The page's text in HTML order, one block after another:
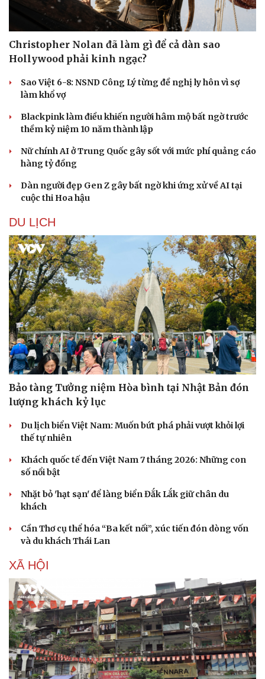
Văn hóa
Sân khấu - Điện ảnh
Văn học
Âm nhạc
Di sản
Giải trí
Nghệ sĩ
Thời trang
Sao Việt
Christopher Nolan đã làm gì để cả dàn sao
Hollywood phải kinh ngạc?
Sao Việt 6-8: NSND Công Lý từng đề nghị ly hôn vì sợ
làm khổ vợ
Blackpink làm điều khiến người hâm mộ bất ngờ trước
thềm kỷ niệm 10 năm thành lập
Nữ chính AI ở Trung Quốc gây sốt với mức phí quảng cáo
hàng tỷ đồng
Dàn người đẹp Gen Z gây bất ngờ khi ứng xử về AI tại
cuộc thi Hoa hậu
DU LỊCH
Bảo tàng Tưởng niệm Hòa bình tại Nhật Bản đón
lượng khách kỷ lục
Du lịch biển Việt Nam: Muốn bứt phá phải vượt khỏi lợi
thế tự nhiên
Khách quốc tế đến Việt Nam 7 tháng 2026: Những con
số nổi bật
Nhặt bỏ 'hạt sạn' để làng biển Đắk Lắk giữ chân du
khách
Cần Thơ cụ thể hóa “Ba kết nối”, xúc tiến đón dòng vốn
và du khách Thái Lan
XÃ HỘI